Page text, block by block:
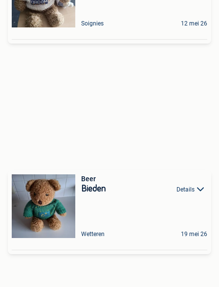
Soignies 12 mei 26
Beer
Bieden Details
Wetteren 19 mei 26